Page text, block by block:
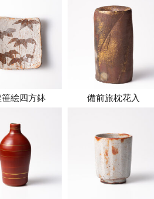
絵四方鉢 備前旅枕花入